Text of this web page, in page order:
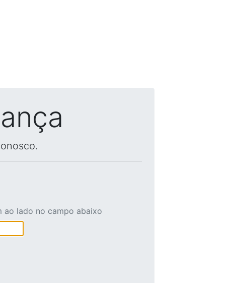
ao lado no campo abaixo